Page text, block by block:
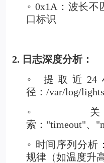
◦ 0x1A：波长不
口标识
2. 日志深度分析：
◦
提取近24
径：/var/log/
◦
索："timeout"、
◦ 时间序列分析
规律（如温度升